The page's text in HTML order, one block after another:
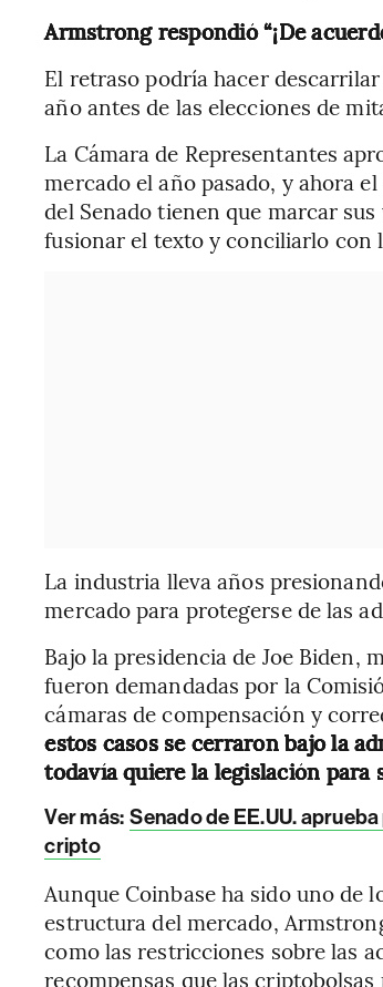
Armstrong respondió “¡De
El retraso podría hacer
año antes de las elecciones de
La Cámara de Representantes
mercado el año pasado, y ahora
del Senado tienen que marcar
fusionar el texto y conciliarlo con
La industria lleva años
mercado para protegerse de las
Bajo la presidencia de Joe Biden,
fueron demandadas por la
cámaras de compensación y
estos casos se cerraron bajo la
todavía quiere la legislación para
Ver más: Senado de EE.UU.
cripto
Aunque Coinbase ha sido uno de
estructura del mercado,
como las restricciones sobre las
recompensas que las